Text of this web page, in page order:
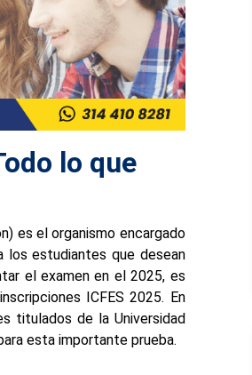
lo que
es el organismo encargado
los estudiantes que desean
el examen en el 2025, es
ICFES 2025. En
titulados de la Universidad
esta importante prueba.